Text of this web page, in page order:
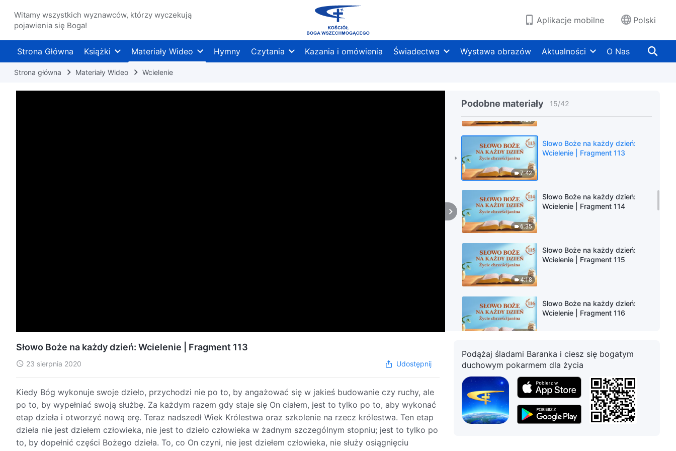
Witamy wszystkich wyznawców, którzy wyczekują
pojawienia się Boga!
Aplikacje mobilne Polski
Strona Główna Książki Materiały Wideo Hymny Czytania Kazania i omówienia Świadectwa Wystawa obrazów Aktualności O Nas
Strona główna Materiały Wideo Wcielenie
Podobne materiały 15/42
7:29
Wcielenie | Fragment 112
7:42
Słowo Boże na każdy dzień:
Wcielenie | Fragment 113
6:35
Słowo Boże na każdy dzień:
Wcielenie | Fragment 114
4:18
Słowo Boże na każdy dzień:
Wcielenie | Fragment 115
6:07
Słowo Boże na każdy dzień:
Wcielenie | Fragment 116
10:20
Słowo Boże na każdy dzień:
Wcielenie | Fragment 117
Słowo Boże na każdy dzień:
Wcielenie | Fragment 118
Słowo Boże na każdy dzień: Wcielenie | Fragment 113
23 sierpnia 2020 Udostępnij
Kiedy Bóg wykonuje swoje dzieło, przychodzi nie po to, by angażować się w jakieś budowanie czy ruchy, ale
po to, by wypełniać swoją służbę. Za każdym razem gdy staje się On ciałem, jest to tylko po to, aby wykonać
etap dzieła i otworzyć nową erę. Teraz nadszedł Wiek Królestwa oraz szkolenie na rzecz królestwa. Ten etap
dzieła nie jest dziełem człowieka, nie jest to dzieło człowieka w żadnym szczególnym stopniu; jest to tylko po
to, by dopełnić części Bożego dzieła. To, co On czyni, nie jest dziełem człowieka, nie służy osiągnięciu
Podążaj śladami Baranka i ciesz się bogatym
duchowym pokarmem dla życia